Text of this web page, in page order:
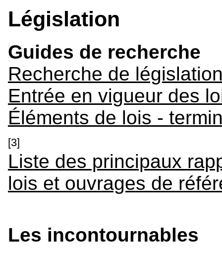
Législation
Guides de recherche
Recherche de
Entrée en vigueur des
Éléments de lois -
[3]
Liste des principaux
lois et ouvrages de
Les incontournables